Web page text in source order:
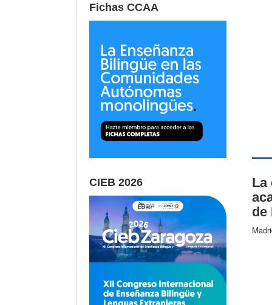
Fichas CCAA
CIEB 2026
La
de